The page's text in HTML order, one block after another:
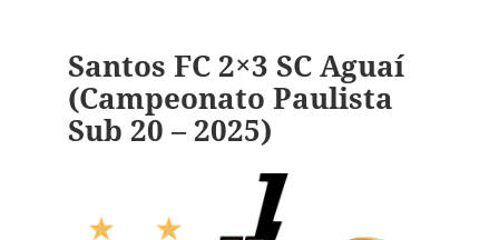
Santos FC 2×3 SC Aguaí
(Campeonato Paulista
Sub 20 – 2025)